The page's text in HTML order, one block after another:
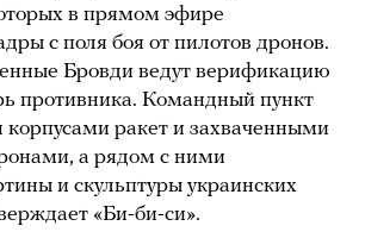
в прямом эфире
с поля боя от пилотов дронов.
Бровди ведут верификацию
противника. Командный пункт
корпусами ракет и захваченными
а рядом с ними
и скульптуры украинских
«Би-би-си».